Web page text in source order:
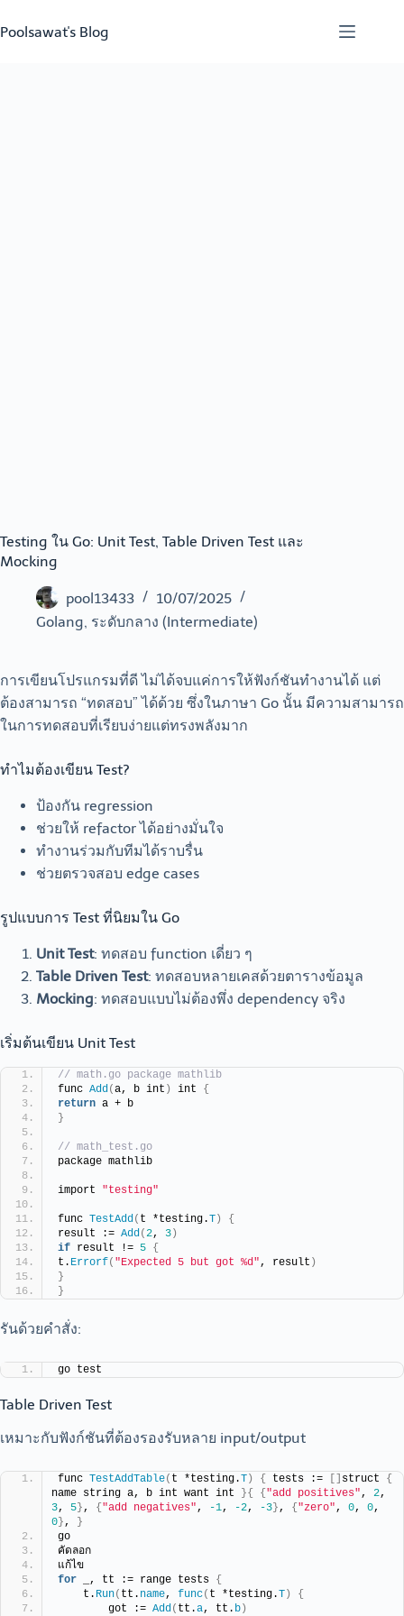
to
content
Poolsawat's Blog
Testing ใน Go: Unit Test, Table Driven Test และ
Mocking
pool13433
10/07/2025
Golang, ระดับกลาง (Intermediate)
การเขียนโปรแกรมที่ดี ไม่ได้จบแค่การให้ฟังก์ชันทำงานได้ แต่
ต้องสามารถ “ทดสอบ” ได้ด้วย ซึ่งในภาษา Go นั้น มีความสามารถ
ในการทดสอบที่เรียบง่ายแต่ทรงพลังมาก
ทำไมต้องเขียน Test?
ป้องกัน regression
ช่วยให้ refactor ได้อย่างมั่นใจ
ทำงานร่วมกับทีมได้ราบรื่น
ช่วยตรวจสอบ edge cases
รูปแบบการ Test ที่นิยมใน Go
Unit Test: ทดสอบ function เดี่ยว ๆ
Table Driven Test: ทดสอบหลายเคสด้วยตารางข้อมูล
Mocking: ทดสอบแบบไม่ต้องพึ่ง dependency จริง
เริ่มต้นเขียน Unit Test
// math.go package mathlib
func Add(a, b int ) int {
return a + b
}
// math_test.go
package mathlib
import "testing"
func TestAdd( t *testing.T )
{
result := Add(2, 3 )
if result != 5 {
t. Errorf( "Expected 5 but got %d", result )
}
}
รันด้วยคำสั่ง:
go test
Table Driven Test
เหมาะกับฟังก์ชันที่ต้องรองรับหลาย input/output
func TestAddTable( t *testing.T ) { tests := struct {
name string a, b int want int
}{ { "add positives", 2
3, 5 }, { "add negatives", -1, -2, -3 }, { "zero", 0, 0
0 },
}
go
คัดลอก
แก้ไข
for _, tt := range tests {
    t.
Run( tt. name, func( t *testing.T )
{
        got :=
Add( tt.a, tt. b )